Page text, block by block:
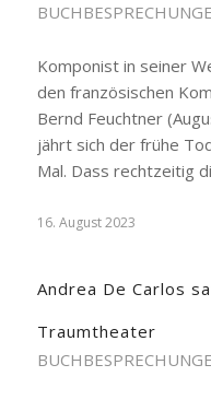
Komponist in seiner
den französischen
Bernd Feuchtner
jährt sich der frühe
Mal. Dass rechtzeitig
16. August 2023
Andrea De Carlos
Traumtheater